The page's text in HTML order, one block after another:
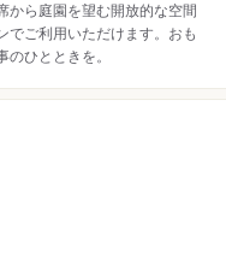
から庭園を望む開放的な空間
でご利用いただけます。おも
ひとときを。